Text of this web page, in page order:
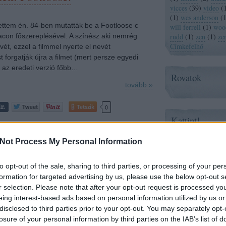
Process My Personal Information
opt-out of the sale, sharing to third parties, or processing of your
for targeted advertising by us, please use the below opt-out
selection. Please note that after your opt-out request is processed
interest-based ads based on personal information utilized by us
to third parties prior to your opt-out. You may separately
of your personal information by third parties on the IAB’s list of
én. 84-ben mutatták be a Footloose c
főszereplésével. A színész aki nemrég
ezzel a filmmel nyerte el nevét
forgatják újra a filmet (mert persze egyedi
eredeti verzió főbb…
tovább »
Tetszik 0
videó
Megnézni: Brüno
Kb. 30 perccel ezelőtt ért véget a film, miután
vicces (39) video (
( 1 ) wes anderson ( 1
will ferrell ( 1 )
rudd ( 1 ) zen ( 1 )
Címkefelhő
Rovatok
Kattint!
Mizeka
Paprika
Post It
Hello Stranger
just a